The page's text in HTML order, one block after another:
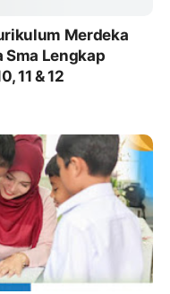
Merdeka
Sma Lengkap
11 & 12